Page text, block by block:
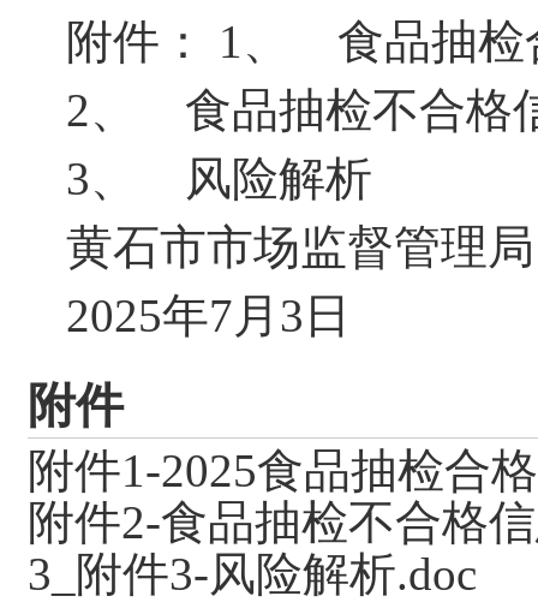
附件： 1、 食品抽检
2、 食品抽检不合格
3、 风
黄石市市
2025年7月3日
附件
附件1-2025食品抽检合
附件2-食品抽检不合格
3_附件3-风险解析.doc